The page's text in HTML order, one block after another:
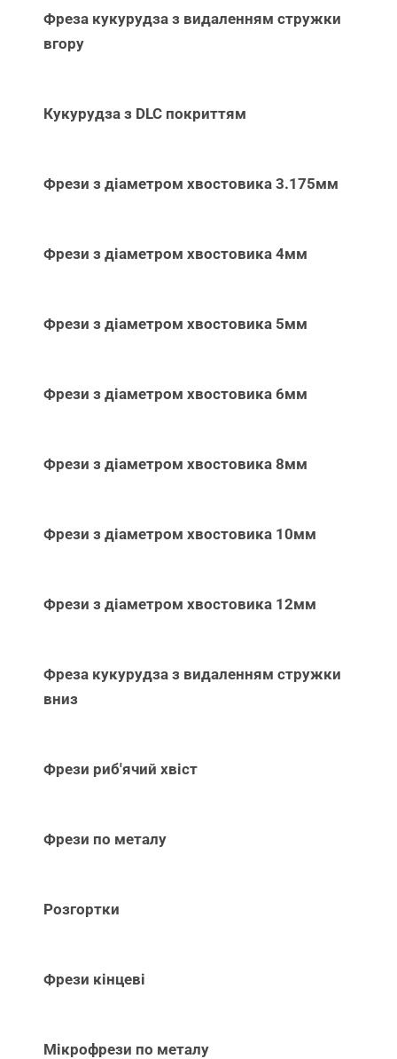
Фреза кукурудза з видаленням стружки
вгору
Кукурудза з DLC покриттям
Фрези з діаметром хвостовика 3.175мм
Фрези з діаметром хвостовика 4мм
Фрези з діаметром хвостовика 5мм
Фрези з діаметром хвостовика 6мм
Фрези з діаметром хвостовика 8мм
Фрези з діаметром хвостовика 10мм
Фрези з діаметром хвостовика 12мм
Фреза кукурудза з видаленням стружки
вниз
Фрези риб'ячий хвіст
Фрези по металу
Розгортки
Фрези кінцеві
Мікрофрези по металу